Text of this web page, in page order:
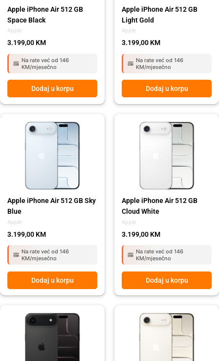
Apple
Apple iPhone Air 512 GB
Space Black
3.199,00 KM
Na rate već od 146
KM/mjesečno
Dodaj u korpu
Apple
Apple iPhone Air 512 GB
Light Gold
3.199,00 KM
Na rate već od 146
KM/mjesečno
Dodaj u korpu
Apple
Apple iPhone Air 512 GB Sky
Blue
3.199,00 KM
Na rate već od 146
KM/mjesečno
Dodaj u korpu
Apple
Apple iPhone Air 512 GB
Cloud White
3.199,00 KM
Na rate već od 146
KM/mjesečno
Dodaj u korpu